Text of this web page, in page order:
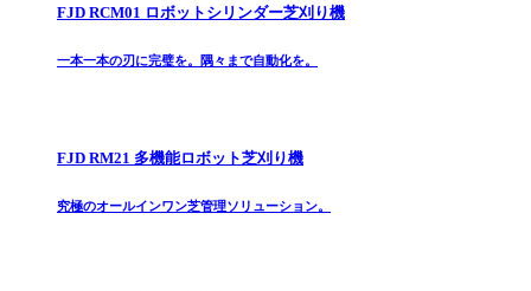
FJD RCM01 ロボットシリンダー芝刈り機
一本一本の刃に完璧を。隅々まで自動化を。
FJD RM21 多機能ロボット芝刈り機
究極のオールインワン芝管理ソリューション。